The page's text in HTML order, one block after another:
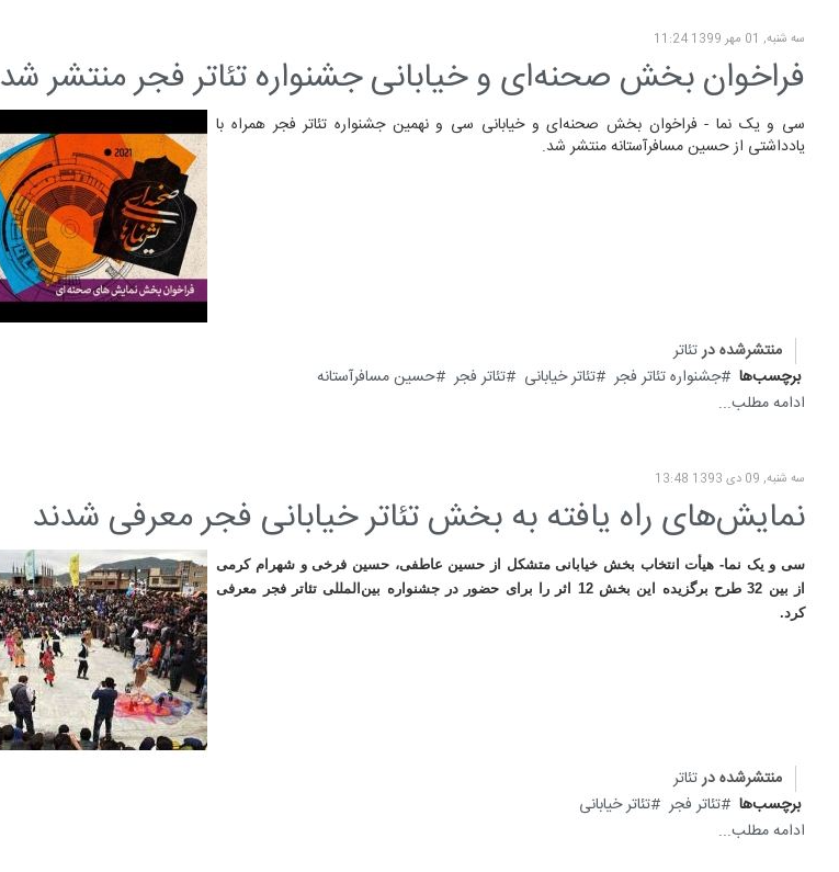
سه شنبه, 01 مهر 1399 11:24
فراخوان بخش صحنه‌ای و خیابانی جشنواره تئاتر فجر منتشر شد
سی و یک نما - فراخوان بخش صحنه‌ای و خیابانی سی‌ و نهمین جشنواره تئاتر فجر همراه با
یادداشتی از حسین مسافرآستانه منتشر شد.
منتشرشده درتئاتر
برچسب‌ها
جشنواره تئاتر فجر تئاتر خیابانی تئاتر فجر
حسین مسافرآستانه
ادامه مطلب...
سه شنبه, 09 دی 1393 13:48
نمایش‌های راه یافته به بخش تئاتر خیابانی فجر معرفی شدند
سی و یک نما- هیأت انتخاب بخش خیابانی متشکل از حسین عاطفی، حسین فرخی و شهرام کرمی
از بین 32 طرح برگزیده این بخش 12 اثر را برای حضور در جشنواره بین‌المللی تئاتر فجر معرفی
کرد.
منتشرشده درتئاتر
برچسب‌ها
تئاتر فجر
تئاتر خیابانی
ادامه مطلب...